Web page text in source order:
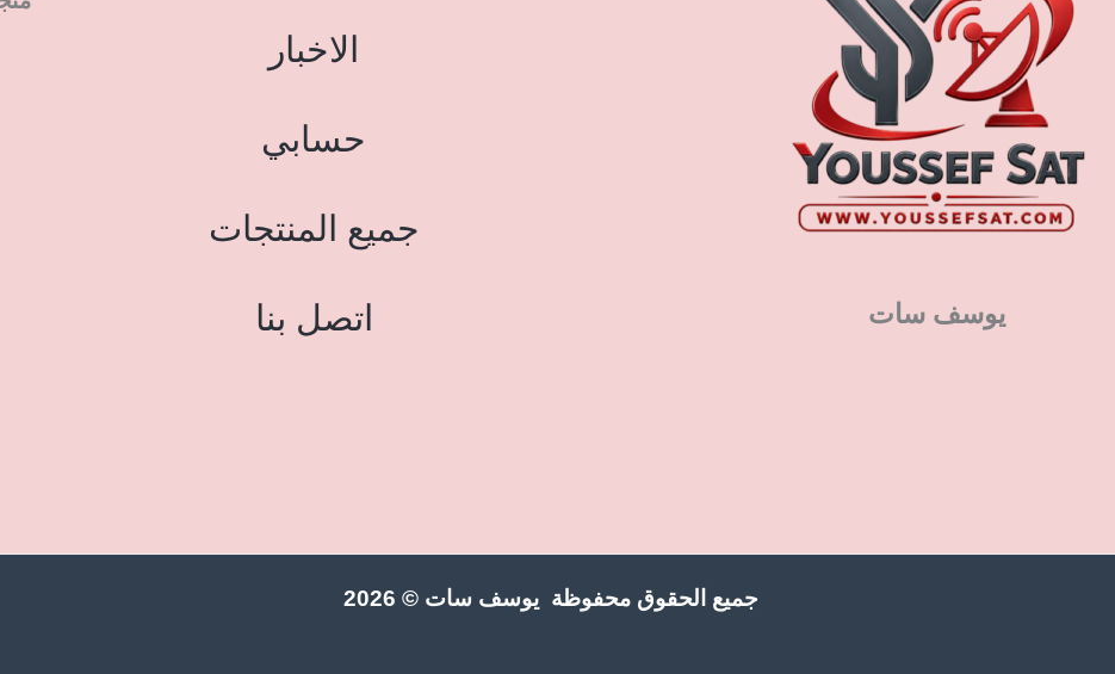
يوسف سات
الاخبار
حسابي
جميع المنتجات
اتصل بنا
جميع الحقوق محفوظة يوسف سات © 2026